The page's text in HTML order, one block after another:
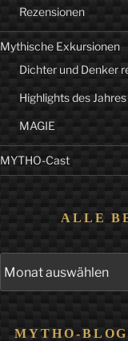
Rezensionen
Mythische Exkursionen
Dichter und Denker
Highlights des Jahres
MAGIE
MYTHO-Cast
ALLE
Beiträge
MYTHO-